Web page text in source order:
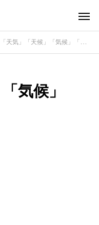
「天気」「天候」「気候」「気象」
気候」